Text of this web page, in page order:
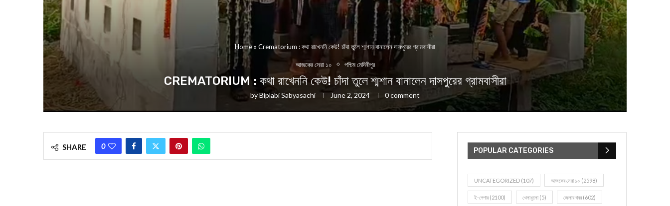
Home » Crematorium : কথা রাখেননি কেউ! চাঁদা তুলে শ্মশান বানালেন দাসপুরের গ্রামবাসীরা
আজকের সেরা ১০ পশ্চিম মেদিনীপুর
CREMATORIUM : কথা রাখেননি কেউ! চাঁদা তুলে শ্মশান বানালেন দাসপুরের গ্রামবাসীরা
byBiplabi Sabyasachi June 2, 2024 0 comment
SHARE 0
POPULAR CATEGORIES
UNCATEGORIZED (107) আজকের সেরা ১০ (2598)
ই-পেপার (2100) খেলাধূলো (5) জেলার খবর (602)